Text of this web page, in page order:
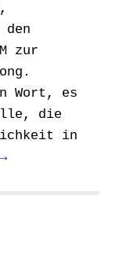
zur
Wort, es
die
in